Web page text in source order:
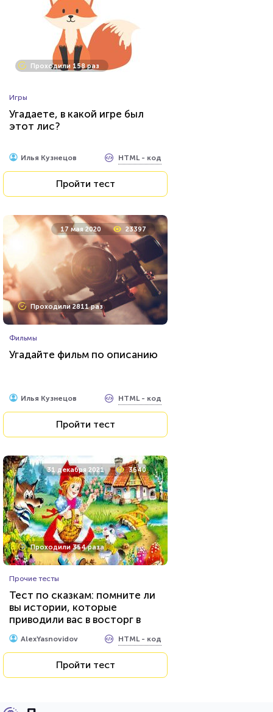
Проходили 158 раз
Игры
Угадаете, в какой игре был
этот лис?
Илья Кузнецов HTML - код
Пройти тест
17 мая 2020 23397
Проходили 2811 раз
Фильмы
Угадайте фильм по описанию
Илья Кузнецов HTML - код
Пройти тест
31 декабря 2021 3640
Проходили 354 раза
Прочие тесты
Тест по сказкам: помните ли
вы истории, которые
приводили вас в восторг в
детстве?
AlexYasnovidov HTML - код
Пройти тест